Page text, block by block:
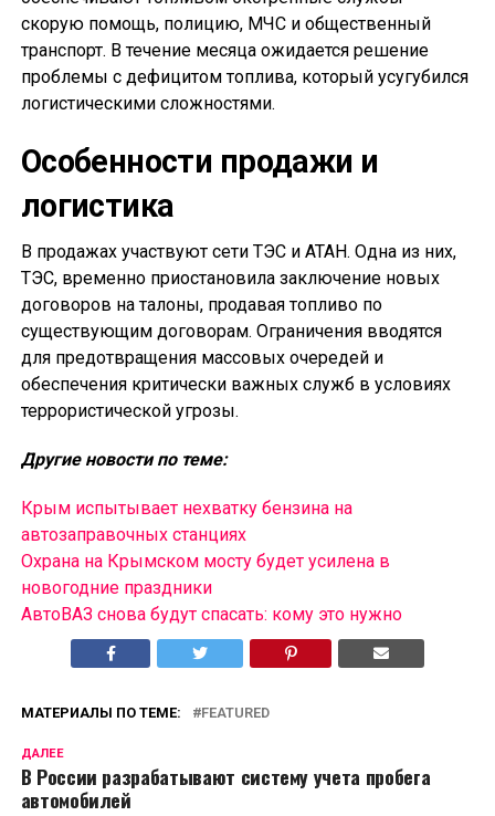
скорую помощь, полицию, МЧС и общественный
транспорт. В течение месяца ожидается решение
проблемы с дефицитом топлива, который усугубился
логистическими сложностями.
Особенности продажи и
логистика
В продажах участвуют сети ТЭС и АТАН. Одна из них,
ТЭС, временно приостановила заключение новых
договоров на талоны, продавая топливо по
существующим договорам. Ограничения вводятся
для предотвращения массовых очередей и
обеспечения критически важных служб в условиях
террористической угрозы.
Другие новости по теме:
Крым испытывает нехватку бензина на
автозаправочных станциях
Охрана на Крымском мосту будет усилена в
новогодние праздники
АвтоВАЗ снова будут спасать: кому это нужно
МАТЕРИАЛЫ ПО ТЕМЕ: FEATURED
ДАЛЕЕ
В России разрабатывают систему учета пробега
автомобилей